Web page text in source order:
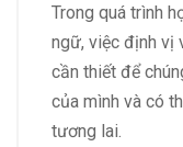
Trong quá trình
ngữ, việc định vị
cần thiết để
của mình và có
tương lai.